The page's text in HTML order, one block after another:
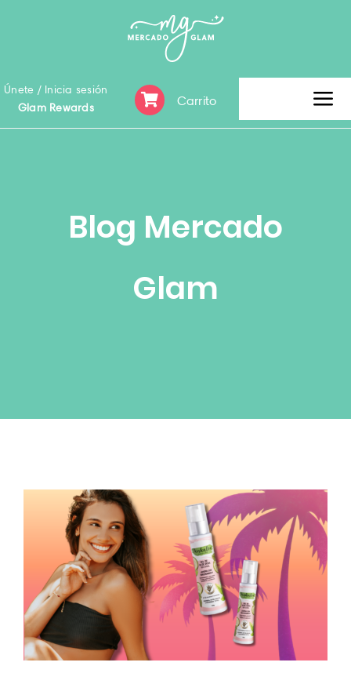
Únete / Inicia sesión
Glam Rewards
Carrito
Blog Mercado
Glam
Gel de Aloe Vera Penkaloe para cuidado
después del sol: cómo refrescar, hidratar
y calmar tu piel en verano
Skincare